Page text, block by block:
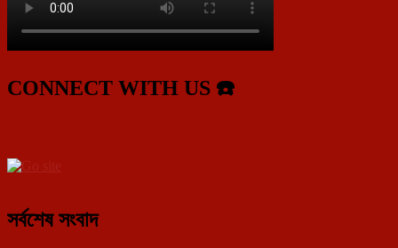
CONNECT WITH US ☎️
সর্বশেষ সংবাদ